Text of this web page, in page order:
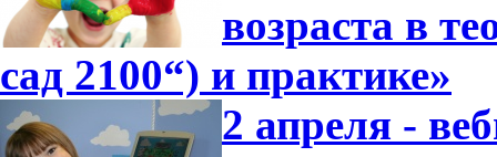
возраста в
сад 2100“) и практике»
2 апреля -